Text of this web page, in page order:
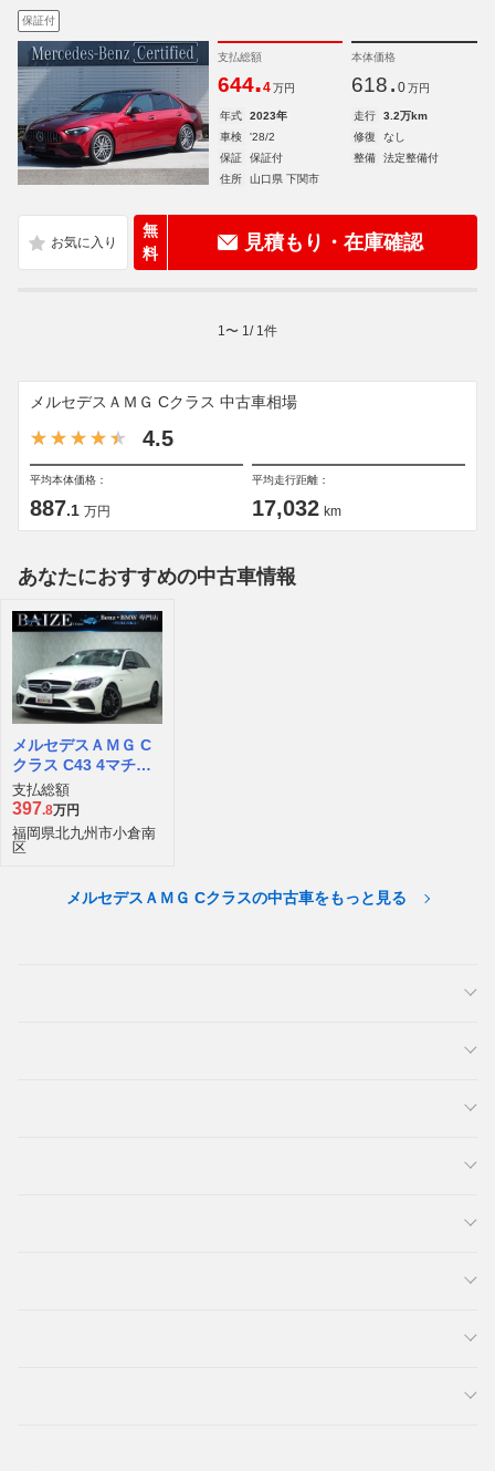
保証付
支払総額
644.4 万円
本体価格
618. 0 万円
年式 2023年 走行
3.2万km
車検
'28/2 修復
なし
保証
保証付 整備
法定整備付
住所
山口県 下関市
無
料
見積もり・在庫確認
1 〜 1 / 1 件
メルセデスＡＭＧ Cクラス 中古車相場
4.5
平均本体価格：
887.1 万円
平均走行距離：
17,032 km
あなたにおすすめの中古車情報
メルセデスＡＭＧ C
クラス C43 4マチッ
ク 4WD
支払総額
397.8万円
福岡県北九州市小倉南
区
メルセデスＡＭＧ Cクラスの中古車をもっと見る